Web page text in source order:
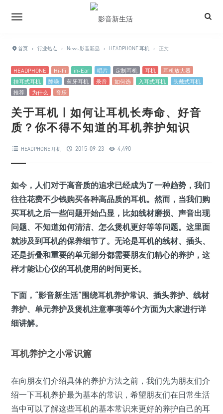
首页 › 行业热点 › News 影音新品 › HEADPHONE 耳机 › 正文
HEADPHONE Hi-Fi in-Ear 唱片 定制耳机 耳机
耳机放大器
挂耳式耳机
降噪 蓝牙耳机 录音 如何选 入耳式耳机
头戴式耳机
推荐
为什么 音乐
关于耳机 | 如何让耳机长寿命、好音
质？你不得不知道的耳机养护知识
HEADPHONE 耳机 2015-09-23 4,490
如今，人们对于高音质的追求已经成为了一种趋势，我们
往往花费不少钱购买各种高品质的耳机。然而，当我们购
买耳机之后一些问题开始凸显，比如线材磨损、声音出现
问题、不知道如何清洁、怎么煲机更好等等问题。这里面
就涉及到耳机的保养细节了。无论是耳机的线材、插头、
还是折叠和重要的单元部分都需要朋友们精心的养护，这
样才能让心仪的耳机使用的时间更长。
下面，“影音新生活”围绕耳机养护常识、插头养护、线材
养护、单元养护及煲机注意事项等6个方面为大家进行详
细讲解。
耳机养护之小常识篇
在向朋友们介绍具体的养护方法之前，我们先为朋友们介
绍一下耳机养护最为基本的常识，希望朋友们在日常生活
当中可以了解这些耳机的基本常识来更好的养护自己的耳